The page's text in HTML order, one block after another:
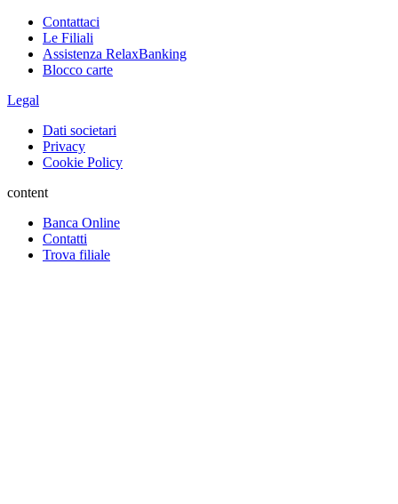
Contattaci
Le Filiali
Assistenza RelaxBanking
Blocco carte
Legal
Dati societari
Privacy
Cookie Policy
content
Banca Online
Contatti
Trova filiale